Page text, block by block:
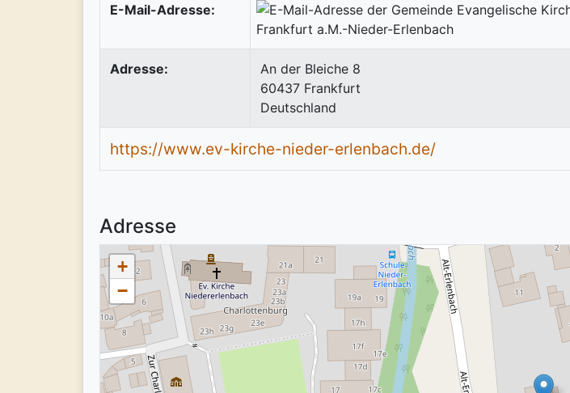
E-Mail-Adresse:
Adresse:
An der Bleiche 8
60437 Frankfurt
Deutschland
https://www.ev-kirche-nieder-erlenbach.de/
Adresse
+
−